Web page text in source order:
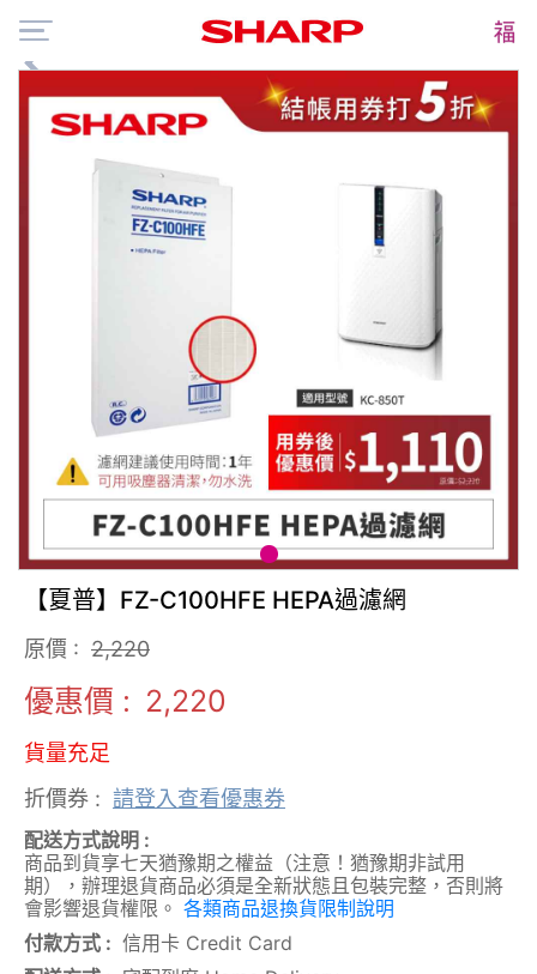
【夏普】FZ-C100HFE HEPA過濾網
原價 : 2,220
優惠價 : 2,220
貨量充足
折價券 : 請登入查看優惠券
配送方式說明 :
商品到貨享七天猶豫期之權益（注意！猶豫期非試用
期），辦理退貨商品必須是全新狀態且包裝完整，否則將
會影響退貨權限。 各類商品退換貨限制說明
付款方式 : 信用卡 Credit Card